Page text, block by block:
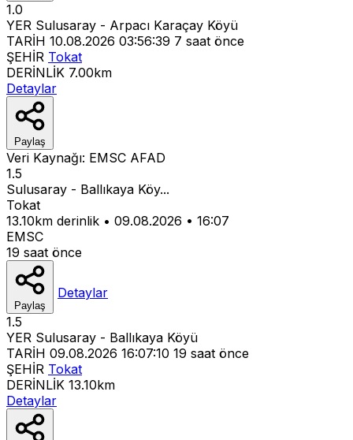
1.0
YER Sulusaray - Arpacı Karaçay Köyü
TARİH 10.08.2026 03:56:39 7 saat önce
ŞEHİR Tokat
DERİNLİK 7.00km
Detaylar
Paylaş
Veri Kaynağı: EMSC AFAD
1.5
Sulusaray - Ballıkaya Köy...
Tokat
13.10km derinlik • 09.08.2026 • 16:07
EMSC
19 saat önce
Paylaş
Detaylar
1.5
YER Sulusaray - Ballıkaya Köyü
TARİH 09.08.2026 16:07:10 19 saat önce
ŞEHİR Tokat
DERİNLİK 13.10km
Detaylar